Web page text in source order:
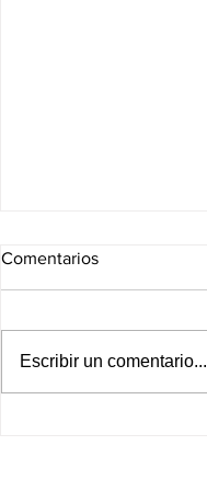
Comentarios
Escribir un comentario...